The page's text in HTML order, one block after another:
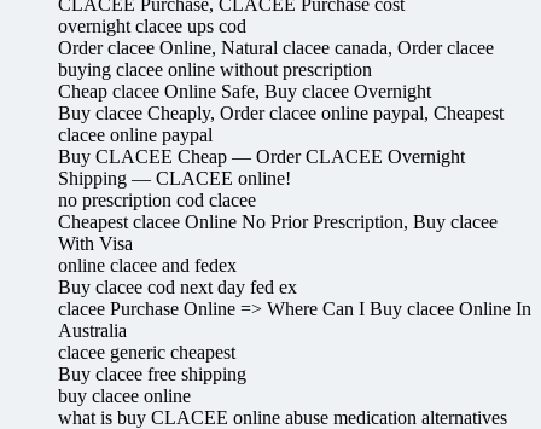
overnight clacee ups cod
Order clacee Online, Natural clacee canada, Order clacee
buying clacee online without prescription
Cheap clacee Online Safe, Buy clacee Overnight
Buy clacee Cheaply, Order clacee online paypal, Cheapest
clacee online paypal
Buy CLACEE Cheap — Order CLACEE Overnight
Shipping — CLACEE online!
no prescription cod clacee
Cheapest clacee Online No Prior Prescription, Buy clacee
With Visa
online clacee and fedex
Buy clacee cod next day fed ex
clacee Purchase Online => Where Can I Buy clacee Online In
Australia
clacee generic cheapest
Buy clacee free shipping
buy clacee online
what is buy CLACEE online abuse medication alternatives